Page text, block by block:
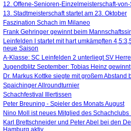
12. Offene-Senioren-Einzelmeisterschaft-
13. Stadtmeisterschaft startet am 23. Oktober
Faszination Schach im Milaneo
Frank Gehringer gewinnt beim
Leinfelden I startet mit hart umkämpften
neue Saison
A-Klasse: SC Leinfelden 2 unterliegt SV
Jugendblitz September: Tobias Heinz gewinnt
Dr. Markus Kottke siegte mit großem
Spaichinger Allroundturnier
Schachfestival Illertissen
Peter Breuning - Spieler des Monats August
Nino Moll ist neues Mitglied des
Karl Brettschneider und Peter Abel bei den
Hamburg aktiv